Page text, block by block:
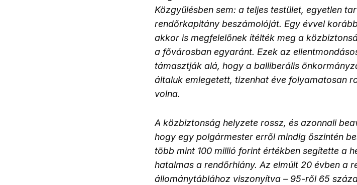
Közgyűlésben sem: a teljes testület, egyetlen
rendőrkapitány beszámolóját. Egy évvel
akkor is megfelelőnek ítélték meg a
a fővárosban egyaránt. Ezek az
támasztják alá, hogy a balliberális
általuk emlegetett, tizenhat éve folyamatosan
volna.
A közbiztonság helyzete rossz, és azonnali
hogy egy polgármester erről mindig őszintén
több mint 100 millió forint értékben segítette a
hatalmas a rendőrhiány. Az elmúlt 20 évben a
állománytáblához viszonyítva – 95-ről 65